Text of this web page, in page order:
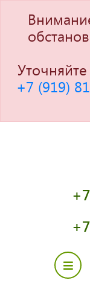
+7 (919)